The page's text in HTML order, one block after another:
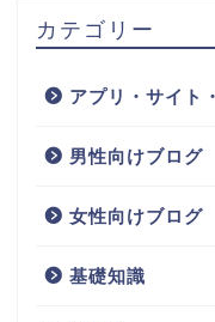
カテゴリー
アプリ・サイト
男性向けブログ
女性向けブログ
基礎知識